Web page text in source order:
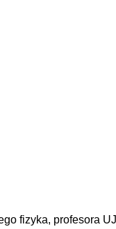
fizyka, profesora